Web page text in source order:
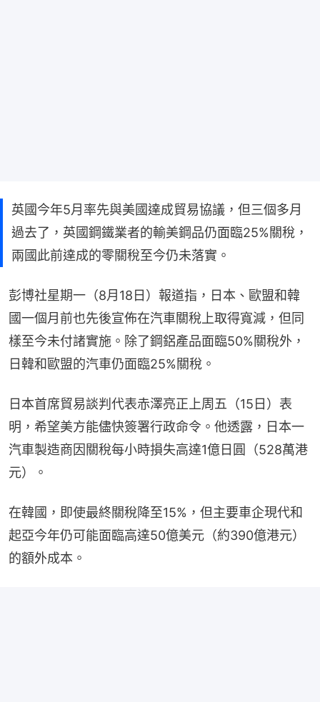
英國今年5月率先與美國達成貿易協議，但三個多月
過去了，英國鋼鐵業者的輸美鋼品仍面臨25%關稅，
兩國此前達成的零關稅至今仍未落實。
彭博社星期一（8月18日）報道指，日本、歐盟和韓
國一個月前也先後宣佈在汽車關稅上取得寬減，但同
樣至今未付諸實施。除了鋼鋁產品面臨50%關稅外，
日韓和歐盟的汽車仍面臨25%關稅。
日本首席貿易談判代表赤澤亮正上周五（15日）表
明，希望美方能儘快簽署行政命令。他透露，日本一
汽車製造商因關稅每小時損失高達1億日圓（528萬港
元）。
在韓國，即使最終關稅降至15%，但主要車企現代和
起亞今年仍可能面臨高達50億美元（約390億港元）
的額外成本。